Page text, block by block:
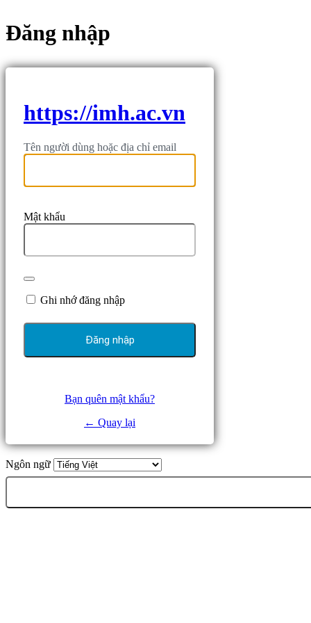
Đăng nhập
https://imh.ac.vn
Tên người dùng hoặc địa chỉ email
Mật khẩu
Ghi nhớ đăng nhập
Bạn quên mật khẩu?
← Quay lại
Ngôn ngữ